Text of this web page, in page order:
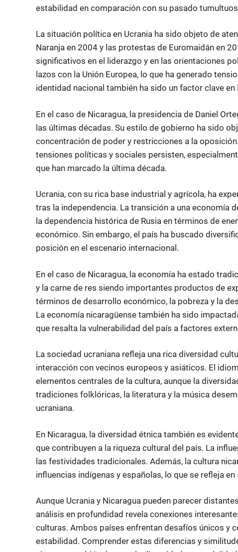
estabilidad en comparación con su pasado
La situación política en Ucrania ha sido objeto de
Naranja en 2004 y las protestas de Euromaidán en
significativos en el liderazgo y en las orientaciones
lazos con la Unión Europea, lo que ha generado
identidad nacional también ha sido un factor clave en
En el caso de Nicaragua, la presidencia de Daniel
las últimas décadas. Su estilo de gobierno ha sido
concentración de poder y restricciones a la
tensiones políticas y sociales persisten,
que han marcado la última década.
Ucrania, con su rica base industrial y agrícola, ha
tras la independencia. La transición a una economía
la dependencia histórica de Rusia en términos de
económico. Sin embargo, el país ha buscado
posición en el escenario internacional.
En el caso de Nicaragua, la economía ha estado
y la carne de res siendo importantes productos de
términos de desarrollo económico, la pobreza y la
La economía nicaragüense también ha sido
que resalta la vulnerabilidad del país a factores
La sociedad ucraniana refleja una rica diversidad
interacción con vecinos europeos y asiáticos. El
elementos centrales de la cultura, aunque la
tradiciones folklóricas, la literatura y la música
ucraniana.
En Nicaragua, la diversidad étnica también es
que contribuyen a la riqueza cultural del país. La
las festividades tradicionales. Además, la cultura
influencias indígenas y españolas, lo que se refleja
Aunque Ucrania y Nicaragua pueden parecer
análisis en profundidad revela conexiones
culturas. Ambos países enfrentan desafíos únicos y
estabilidad. Comprender estas diferencias y